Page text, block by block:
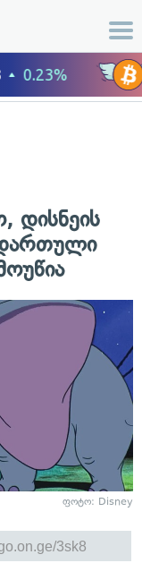
დისნეის
ფოტო: Disney